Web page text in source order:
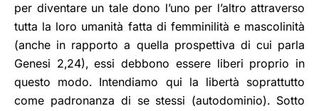
per diventare un tale dono l’uno per l’altro attraverso
tutta la loro umanità fatta di femminilità e mascolinità
(anche in rapporto a quella prospettiva di cui parla
Genesi 2,24), essi debbono essere liberi proprio in
questo modo. Intendiamo qui la libertà soprattutto
come padronanza di se stessi (autodominio). Sotto